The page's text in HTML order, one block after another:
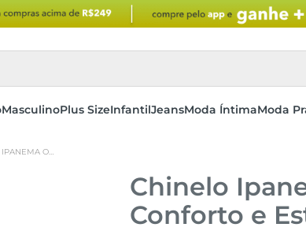
MasculinoPlus SizeInfantilJeansModa ÍntimaModa
CHINELO IPANEMA ONÇA BEGE/PRETO - CONFORTO E ESTILO
Chinelo
Conforto e